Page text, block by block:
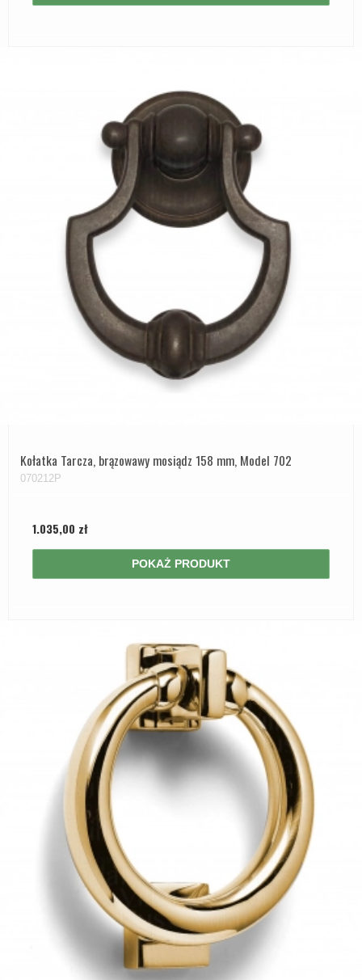
Kołatka Tarcza, brązowawy mosiądz 158 mm, Model 702
070212P
1.035,00 zł
POKAŻ PRODUKT